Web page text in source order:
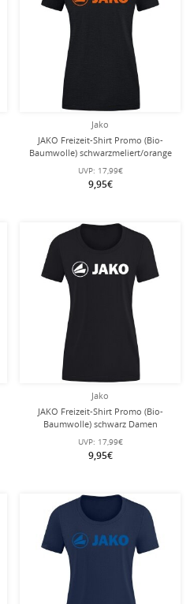
Jako
JAKO Freizeit-Shirt Promo (Bio-
Baumwolle) schwarzmeliert/orange
Damen
UVP: 17,99€
9,95€
Jako
JAKO Freizeit-Shirt Promo (Bio-
Baumwolle) schwarz Damen
UVP: 17,99€
9,95€